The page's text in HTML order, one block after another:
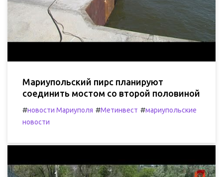
Мариупольский пирс планируют
соединить мостом со второй половиной
#новости Мариуполя #Метинвест #мариупольские
новости